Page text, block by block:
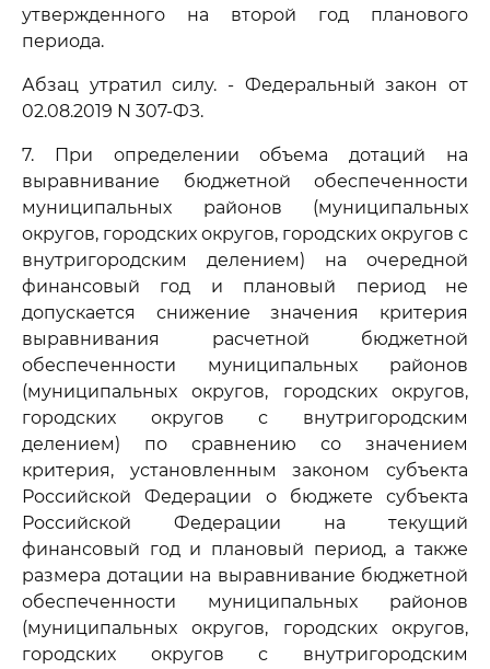
утвержденного на второй год планового
периода.
Абзац утратил силу. - Федеральный закон от
02.08.2019 N 307-ФЗ.
7. При определении объема дотаций на
выравнивание бюджетной обеспеченности
муниципальных районов (муниципальных
округов, городских округов, городских округов с
внутригородским делением) на очередной
финансовый год и плановый период не
допускается снижение значения критерия
выравнивания расчетной бюджетной
обеспеченности муниципальных районов
(муниципальных округов, городских округов,
городских округов с внутригородским
делением) по сравнению со значением
критерия, установленным законом субъекта
Российской Федерации о бюджете субъекта
Российской Федерации на текущий
финансовый год и плановый период, а также
размера дотации на выравнивание бюджетной
обеспеченности муниципальных районов
(муниципальных округов, городских округов,
городских округов с внутригородским